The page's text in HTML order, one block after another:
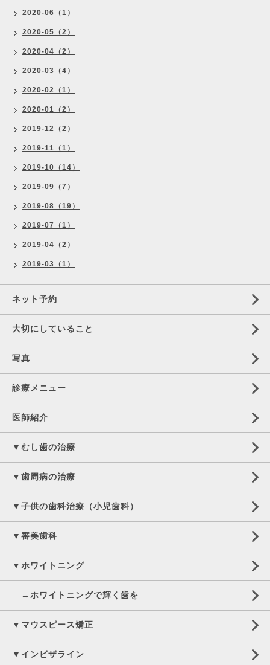
2020-06（1）
2020-05（2）
2020-04（2）
2020-03（4）
2020-02（1）
2020-01（2）
2019-12（2）
2019-11（1）
2019-10（14）
2019-09（7）
2019-08（19）
2019-07（1）
2019-04（2）
2019-03（1）
ネット予約
大切にしていること
写真
診療メニュー
医師紹介
▼むし歯の治療
▼歯周病の治療
▼子供の歯科治療（小児歯科）
▼審美歯科
▼ホワイトニング
→ホワイトニングで輝く歯を
▼マウスピース矯正
▼インビザライン